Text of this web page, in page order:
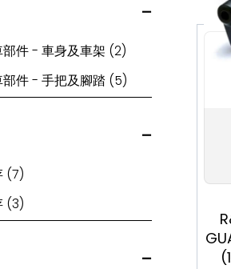
部件 - 車身及車架 (2)
部件 - 手把及腳踏 (5)
(7)
(3)